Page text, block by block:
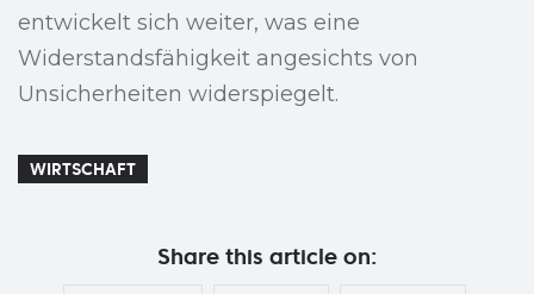
entwickelt sich weiter, was eine
Widerstandsfähigkeit angesichts von
Unsicherheiten widerspiegelt.
WIRTSCHAFT
Share this article on: